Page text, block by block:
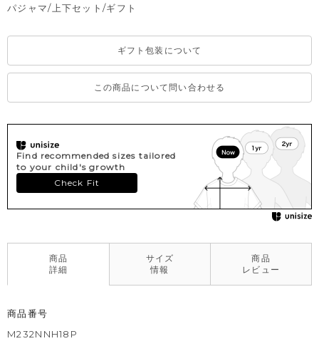
80→前全開き
120/130→開き無し
パジャマ/上下セット/ギフト
ギフト包装について
この商品について問い合わせる
Find recommended sizes tailored
to your child's growth
Check Fit
商品
詳細
サイズ
情報
商品
レビュー
商品番号
M232NNH18P